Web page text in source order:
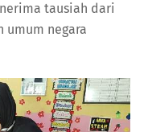
tausiah dari
umum negara